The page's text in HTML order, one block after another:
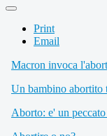
Print
Email
Macron invoca
Un bambino abortito
Aborto: e' un